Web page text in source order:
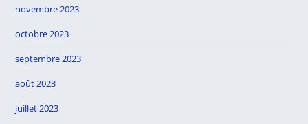
novembre 2023
octobre 2023
septembre 2023
août 2023
juillet 2023